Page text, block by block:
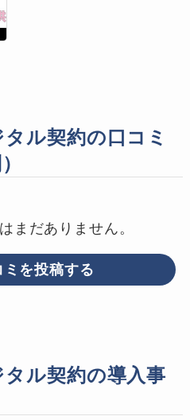
ル契約の口コミ
まだありません。
を投稿する
ル契約の導入事